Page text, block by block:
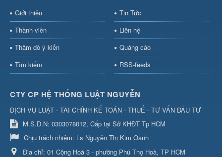
Giới thiệu
Tin Tức
Thành viên
Liên hệ
Thăm dò ý kiến
Quảng cáo
Tìm kiếm
RSS-feeds
CTY CP HỆ THỐNG LUẬT NGUYỄN
DỊCH VỤ LUẬT - TÀI CHÍNH KẾ TOÁN - THUẾ - TƯ VẤN ĐẦU TƯ
M.S.D.N: 0303078012, Cấp tại Sở KHĐT Tp HCM
Chịu trách nhiệm: Ls Nguyễn Thị Kim Oanh
Địa chỉ: 01 Cộng Hoà 3 - phường Phú Thọ Hoà, TP HCM